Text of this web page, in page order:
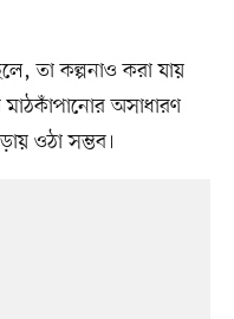
তা কল্পনাও করা যায়
অসাধারণ
ওঠা সম্ভব।